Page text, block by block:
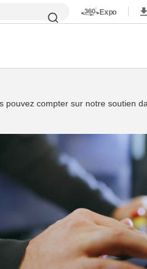
Expo
compter sur notre soutien